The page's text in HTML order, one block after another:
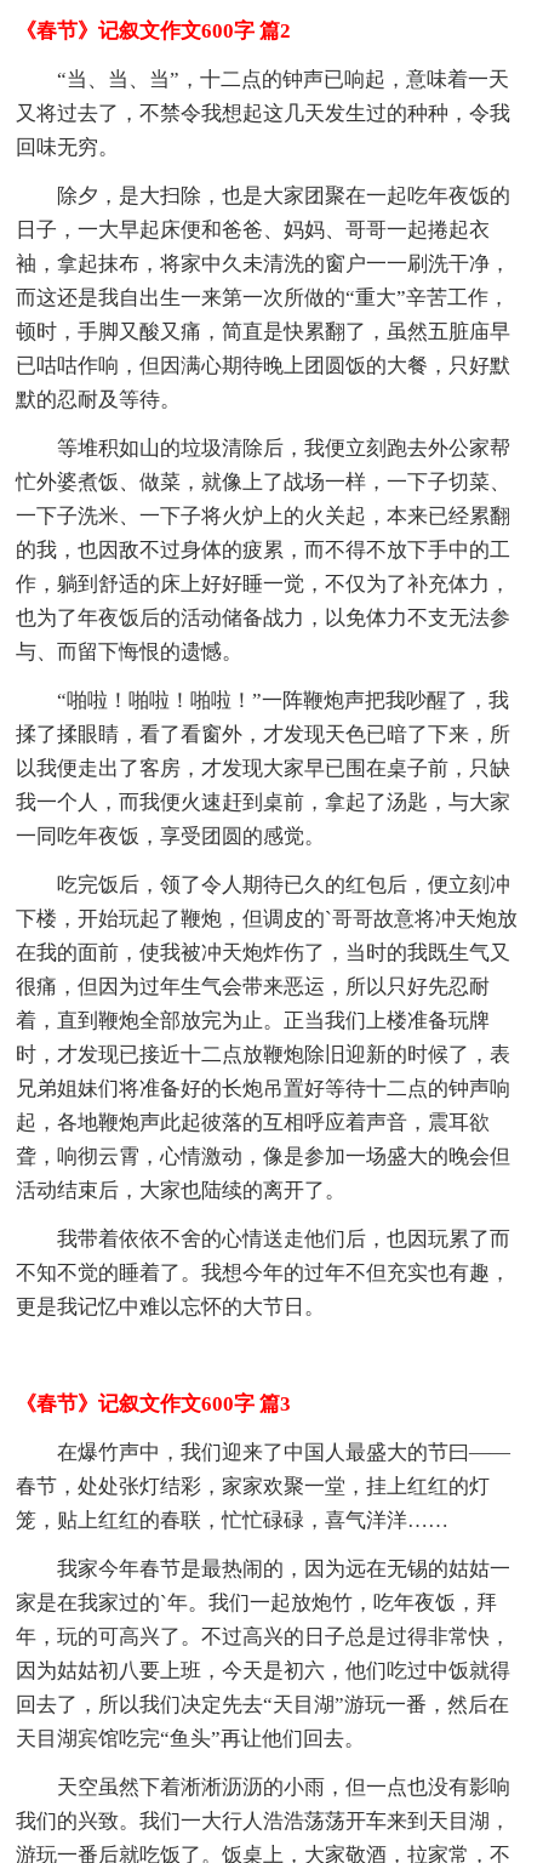
《春节》记叙文作文600字 篇2
“当、当、当”，十二点的钟声已响起，意味着一天
又将过去了，不禁令我想起这几天发生过的种种，令我
回味无穷。
除夕，是大扫除，也是大家团聚在一起吃年夜饭的
日子，一大早起床便和爸爸、妈妈、哥哥一起捲起衣
袖，拿起抹布，将家中久未清洗的窗户一一刷洗干净，
而这还是我自出生一来第一次所做的“重大”辛苦工作，
顿时，手脚又酸又痛，简直是快累翻了，虽然五脏庙早
已咕咕作响，但因满心期待晚上团圆饭的大餐，只好默
默的忍耐及等待。
等堆积如山的垃圾清除后，我便立刻跑去外公家帮
忙外婆煮饭、做菜，就像上了战场一样，一下子切菜、
一下子洗米、一下子将火炉上的火关起，本来已经累翻
的我，也因敌不过身体的疲累，而不得不放下手中的工
作，躺到舒适的床上好好睡一觉，不仅为了补充体力，
也为了年夜饭后的活动储备战力，以免体力不支无法参
与、而留下悔恨的遗憾。
“啪啦！啪啦！啪啦！”一阵鞭炮声把我吵醒了，我
揉了揉眼睛，看了看窗外，才发现天色已暗了下来，所
以我便走出了客房，才发现大家早已围在桌子前，只缺
我一个人，而我便火速赶到桌前，拿起了汤匙，与大家
一同吃年夜饭，享受团圆的感觉。
吃完饭后，领了令人期待已久的红包后，便立刻冲
下楼，开始玩起了鞭炮，但调皮的`哥哥故意将冲天炮放
在我的面前，使我被冲天炮炸伤了，当时的我既生气又
很痛，但因为过年生气会带来恶运，所以只好先忍耐
着，直到鞭炮全部放完为止。正当我们上楼准备玩牌
时，才发现已接近十二点放鞭炮除旧迎新的时候了，表
兄弟姐妹们将准备好的长炮吊置好等待十二点的钟声响
起，各地鞭炮声此起彼落的互相呼应着声音，震耳欲
聋，响彻云霄，心情激动，像是参加一场盛大的晚会但
活动结束后，大家也陆续的离开了。
我带着依依不舍的心情送走他们后，也因玩累了而
不知不觉的睡着了。我想今年的过年不但充实也有趣，
更是我记忆中难以忘怀的大节日。
《春节》记叙文作文600字 篇3
在爆竹声中，我们迎来了中国人最盛大的节曰——
春节，处处张灯结彩，家家欢聚一堂，挂上红红的灯
笼，贴上红红的春联，忙忙碌碌，喜气洋洋……
我家今年春节是最热闹的，因为远在无锡的姑姑一
家是在我家过的`年。我们一起放炮竹，吃年夜饭，拜
年，玩的可高兴了。不过高兴的日子总是过得非常快，
因为姑姑初八要上班，今天是初六，他们吃过中饭就得
回去了，所以我们决定先去“天目湖”游玩一番，然后在
天目湖宾馆吃完“鱼头”再让他们回去。
天空虽然下着淅淅沥沥的小雨，但一点也没有影响
我们的兴致。我们一大行人浩浩荡荡开车来到天目湖，
游玩一番后就吃饭了。饭桌上，大家敬酒，拉家常，不